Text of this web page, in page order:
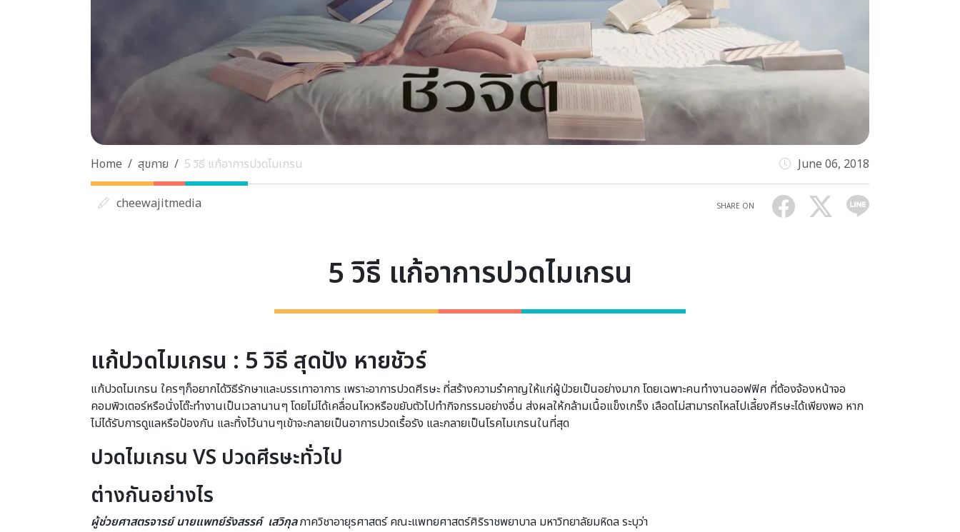
Home สุขกาย 5 วิธี แก้อาการปวดไมเกรน June 06, 2018
cheewajitmedia SHARE ON
5 วิธี แก้อาการปวดไมเกรน
แก้ปวดไมเกรน : 5 วิธี สุดปัง หายชัวร์
แก้ปวดไมเกรน ใครๆก็อยากได้วิธีรักษาและบรรเทาอาการ เพราะอาการปวดศีรษะ ที่สร้างความรำคาญให้แก่ผู้ป่วยเป็นอย่างมาก โดยเฉพาะคนทำงานออฟฟิศ ที่ต้องจ้องหน้าจอ
คอมพิวเตอร์หรือนั่งโต๊ะทำงานเป็นเวลานานๆ โดยไม่ได้เคลื่อนไหวหรือขยับตัวไปทำกิจกรรมอย่างอื่น ส่งผลให้กล้ามเนื้อแข็งเกร็ง เลือดไม่สามารถไหลไปเลี้ยงศีรษะได้เพียงพอ หาก
ไม่ได้รับการดูแลหรือป้องกัน และทิ้งไว้นานๆเข้าจะกลายเป็นอาการปวดเรื้อรัง และกลายเป็นโรคไมเกรนในที่สุด
ปวดไมเกรน VS ปวดศีรษะทั่วไป
ต่างกันอย่างไร
ผู้ช่วยศาสตรจารย์ นายแพทย์รังสรรค์ เสวิกุลภาควิชาอายุรศาสตร์ คณะแพทยศาสตร์ศิริราชพยาบาล มหาวิทยาลัยมหิดล ระบุว่า